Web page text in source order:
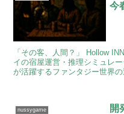
今
「その客、人間？」 Hollow
イの宿屋運営・推理シミュレ
が活躍するファンタジー世界
nussygame 開